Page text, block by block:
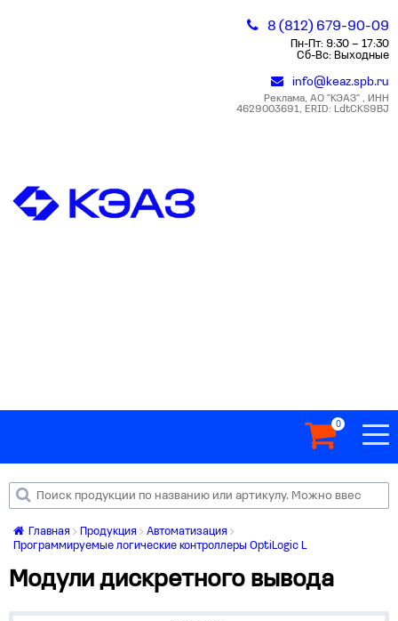
8 (812) 679-90-09
Пн-Пт: 9:30 – 17:30
Сб-Вс: Выходные
info@keaz.spb.ru
Реклама, АО "КЭАЗ" , ИНН
4629003691, ERID: LdtCKS9BJ
0
Главная Продукция
Автоматизация
Программируемые логические контроллеры OptiLogic L
Модули дискретного вывода